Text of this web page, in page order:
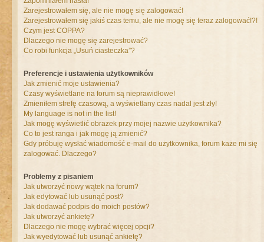
Zarejestrowałem się, ale nie mogę się zalogować!
Zarejestrowałem się jakiś czas temu, ale nie mogę się teraz zalogować!?!
Czym jest COPPA?
Dlaczego nie mogę się zarejestrować?
Co robi funkcja „Usuń ciasteczka”?
Preferencje i ustawienia użytkowników
Jak zmienić moje ustawienia?
Czasy wyświetlane na forum są nieprawidłowe!
Zmieniłem strefę czasową, a wyświetlany czas nadal jest zły!
My language is not in the list!
Jak mogę wyświetlić obrazek przy mojej nazwie użytkownika?
Co to jest ranga i jak mogę ją zmienić?
Gdy próbuję wysłać wiadomość e-mail do użytkownika, forum każe mi się
zalogować. Dlaczego?
Problemy z pisaniem
Jak utworzyć nowy wątek na forum?
Jak edytować lub usunąć post?
Jak dodawać podpis do moich postów?
Jak utworzyć ankietę?
Dlaczego nie mogę wybrać więcej opcji?
Jak wyedytować lub usunąć ankietę?